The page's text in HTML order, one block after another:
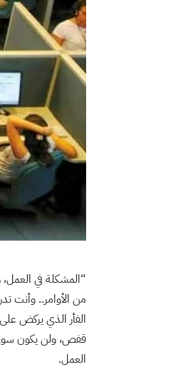
“المشكلة في
من الأوامر..
الفأر الذي يركض
قفص، ولن يكون
العمل.